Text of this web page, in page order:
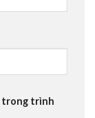
trong trình